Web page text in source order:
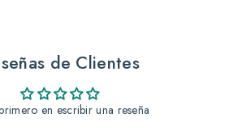
de Clientes
en escribir una reseña